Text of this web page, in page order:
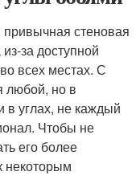
стеновая
за доступной
всех местах. С
любой, но в
в углах, не каждый
Чтобы не
его более
некоторым